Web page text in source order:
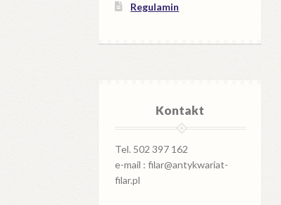
Regulamin
Kontakt
Tel. 502 397 162
e-mail : filar@antykwariat-
filar.pl